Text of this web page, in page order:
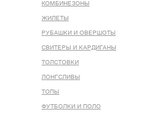
КОМБИНЕЗОНЫ
ЖИЛЕТЫ
РУБАШКИ И ОВЕРШОТЫ
СВИТЕРЫ И КАРДИГАНЫ
ТОЛСТОВКИ
ЛОНГСЛИВЫ
ТОПЫ
ФУТБОЛКИ И ПОЛО